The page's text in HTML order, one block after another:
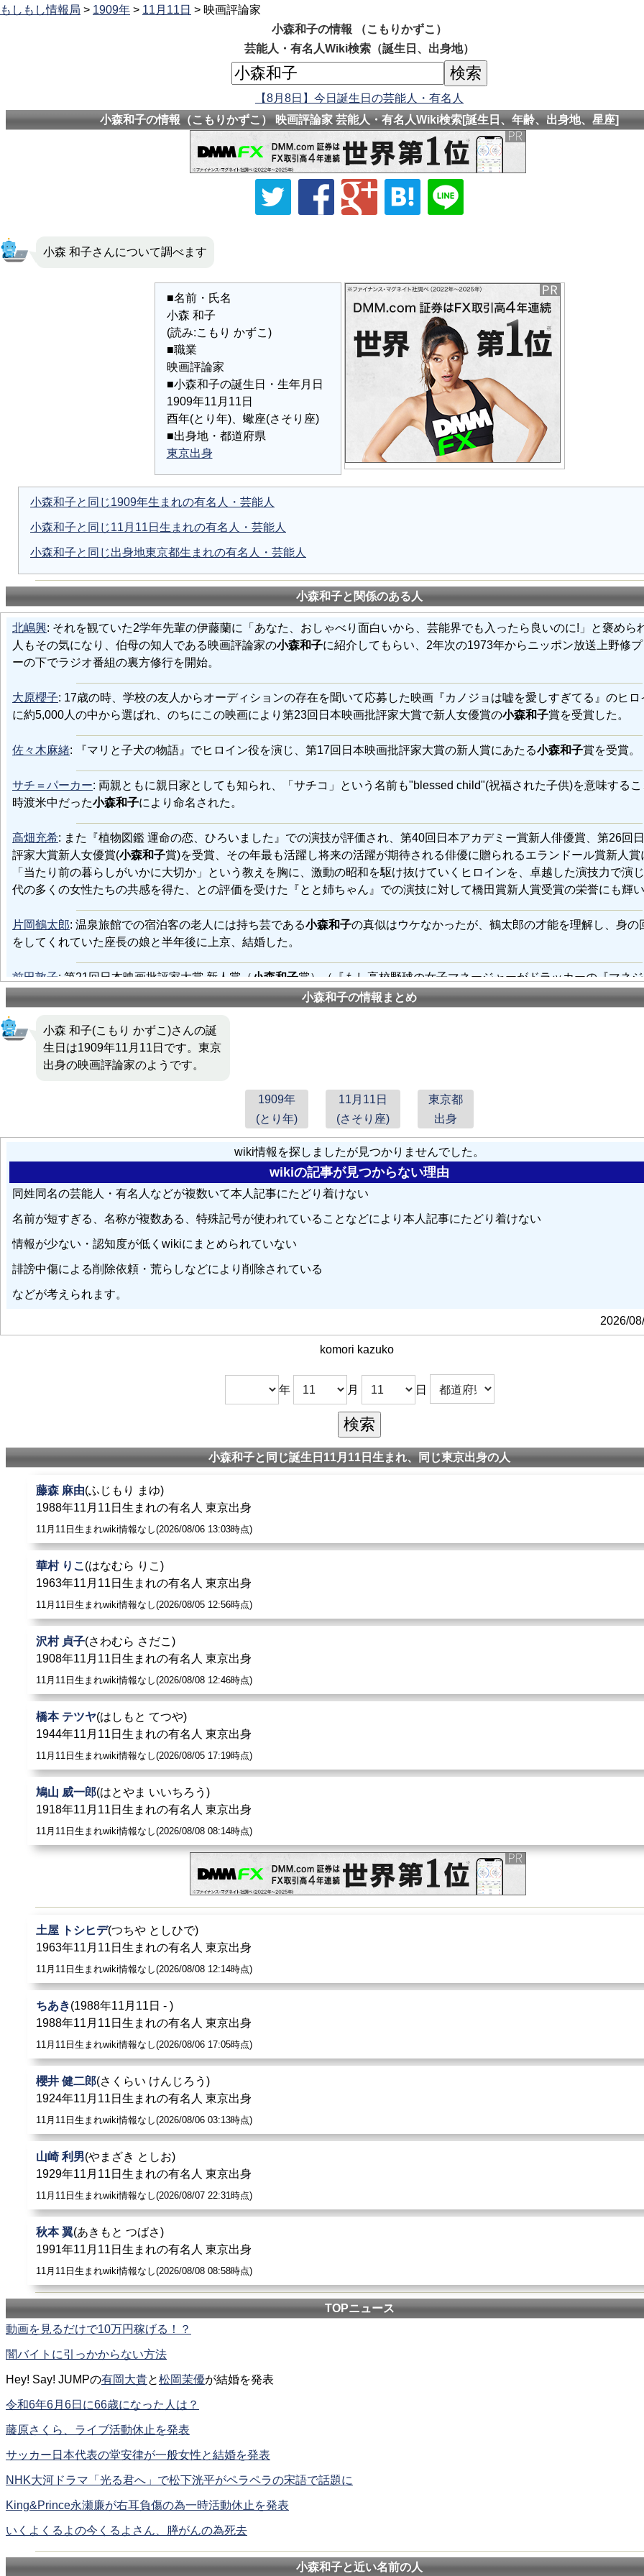
もしもし情報局 > 1909年 > 11月11日 > 映画評論家
小森和子の情報 （こもりかずこ）
芸能人・有名人Wiki検索（誕生日、出身地）
【8月8日】今日誕生日の芸能人・有名人
小森和子の情報（こもりかずこ） 映画評論家 芸能人・有名人Wiki検索[誕生日、年齢、出身地、星座]
小森 和子さんについて調べます
■名前・氏名
小森 和子
(読み:こもり かずこ)
■職業
映画評論家
■小森和子の誕生日・生年月日
1909年11月11日
酉年(とり年)、蠍座(さそり座)
■出身地・都道府県
東京出身
小森和子と同じ1909年生まれの有名人・芸能人
小森和子と同じ11月11日生まれの有名人・芸能人
小森和子と同じ出身地東京都生まれの有名人・芸能人
小森和子と関係のある人
北嶋興: それを観ていた2学年先輩の伊藤蘭に「あなた、おしゃべり面白いから、芸能界でも入ったら良いのに!」と褒めら
人もその気になり、伯母の知人である映画評論家の小森和子に紹介してもらい、2年次の1973年からニッポン放送上野修
ーの下でラジオ番組の裏方修行を開始。
大原櫻子: 17歳の時、学校の友人からオーディションの存在を聞いて応募した映画『カノジョは嘘を愛しすぎてる』のヒロ
に約5,000人の中から選ばれ、のちにこの映画により第23回日本映画批評家大賞で新人女優賞の小森和子賞を受賞した。
佐々木麻緒: 『マリと子犬の物語』でヒロイン役を演じ、第17回日本映画批評家大賞の新人賞にあたる小森和子賞を受賞。
サチ＝パーカー: 両親ともに親日家としても知られ、「サチコ」という名前も"blessed child"(祝福された子供)を意味するこ
時渡米中だった小森和子により命名された。
高畑充希: また『植物図鑑 運命の恋、ひろいました』での演技が評価され、第40回日本アカデミー賞新人俳優賞、第26回
評家大賞新人女優賞(小森和子賞)を受賞、その年最も活躍し将来の活躍が期待される俳優に贈られるエランドール賞新人賞
「当たり前の暮らしがいかに大切か」という教えを胸に、激動の昭和を駆け抜けていくヒロインを、卓越した演技力で演
代の多くの女性たちの共感を得た、との評価を受けた『とと姉ちゃん』での演技に対して橋田賞新人賞受賞の栄誉にも輝い
片岡鶴太郎: 温泉旅館での宿泊客の老人には持ち芸である小森和子の真似はウケなかったが、鶴太郎の才能を理解し、身の
をしてくれていた座長の娘と半年後に上京、結婚した。
前田敦子: 第21回日本映画批評家大賞 新人賞（ 小森和子賞）（『もし高校野球の女子マネージャーがドラッカーの『マネ
読んだら』）
シャーリー＝マクレーン: 娘であるサチ・パーカーの名前は
づけられた。
アカデミック・ジャパニーズ日本語表現ハンドブックシリーズ
向田邦子: 同時に、小森和子ら映画界などの人脈が出来る。
: お茶の間に定着して以降、物真似では老けキャラの開拓を得意とし小森和子
れ、後年にも、宮路年雄（城南電機社長）や横山昭二（麻原彰晃私選弁護人）ら、話題の人物を好んで演じた。
南沙良: 同映画での演技が評価され、ダブル主演の蒔田彩珠とともに第43回報知映画賞新人賞および第33回高崎映画祭最優
賞、南単独で第61回ブルーリボン賞新人賞、第28回日本映画批評家大賞新人女優賞（
後藤邑子: 映画評論家の小森和子が来ていた近所の市民ホールに講演会に行って小森の話に感銘を受ける。
宮崎邦次: また週刊誌に映画評論の連載を持ち、小森和子を師と仰いでいた。
吉本実憂: 第30回日本映画批評家大賞授賞式で、新人女優賞（
: 第29回日本映画批評家大賞 新人女優賞（
淀川長治 : 『映画の友』時代の部下には
小森和子の情報まとめ
小森 和子(こもり かずこ)さんの誕
生日は1909年11月11日です。東京
出身の映画評論家のようです。
1909年
(とり年)
11月11日
(さそり座)
東京都
出身
wiki情報を探しましたが見つかりませんでした。
wikiの記事が見つからない理由
同姓同名の芸能人・有名人などが複数いて本人記事にたどり着けない
名前が短すぎる、名称が複数ある、特殊記号が使われていることなどにより本人記事にたどり着けない
情報が少ない・認知度が低くwikiにまとめられていない
誹謗中傷による削除依頼・荒らしなどにより削除されている
などが考えられます。
2026/
komori kazuko
年 月 日
小森和子と同じ誕生日11月11日生まれ、同じ東京出身の人
藤森 麻由(ふじもり まゆ)
1988年11月11日生まれの有名人 東京出身
11月11日生まれwiki情報なし(2026/08/06 13:03時点)
華村 りこ (はなむら りこ)
1963年11月11日生まれの有名人 東京出身
11月11日生まれwiki情報なし(2026/08/05 12:56時点)
沢村 貞子(さわむら さだこ)
1908年11月11日生まれの有名人 東京出身
11月11日生まれwiki情報なし(2026/08/08 12:46時点)
橋本 テツヤ(はしもと てつや)
1944年11月11日生まれの有名人 東京出身
11月11日生まれwiki情報なし(2026/08/05 17:19時点)
鳩山 威一郎(はとやま いいちろう)
1918年11月11日生まれの有名人 東京出身
11月11日生まれwiki情報なし(2026/08/08 08:14時点)
土屋 トシヒデ(つちや としひで)
1963年11月11日生まれの有名人 東京出身
11月11日生まれwiki情報なし(2026/08/08 12:14時点)
ちあき(1988年11月11日 - )
1988年11月11日生まれの有名人 東京出身
11月11日生まれwiki情報なし(2026/08/06 17:05時点)
櫻井 健二郎(さくらい けんじろう)
1924年11月11日生まれの有名人 東京出身
11月11日生まれwiki情報なし(2026/08/06 03:13時点)
山崎 利男(やまざき としお)
1929年11月11日生まれの有名人 東京出身
11月11日生まれwiki情報なし(2026/08/07 22:31時点)
秋本 翼(あきもと つばさ)
1991年11月11日生まれの有名人 東京出身
11月11日生まれwiki情報なし(2026/08/08 08:58時点)
TOPニュース
動画を見るだけで10万円稼げる！？
闇バイトに引っかからない方法
Hey! Say! JUMPの有岡大貴と松岡茉優が結婚を発表
令和6年6月6日に66歳になった人は？
藤原さくら、ライブ活動休止を発表
サッカー日本代表の堂安律が一般女性と結婚を発表
NHK大河ドラマ「光る君へ」で松下洸平がペラペラの宋語で話題に
King&Prince永瀬廉が右耳負傷の為一時活動休止を発表
いくよくるよの今くるよさん、膵がんの為死去
小森和子と近い名前の人